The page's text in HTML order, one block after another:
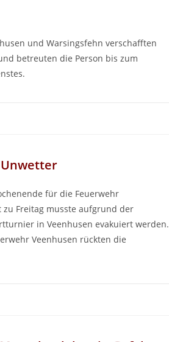
und Warsingsfehn verschafften
betreuten die Person bis zum
für die Feuerwehr
Freitag musste aufgrund der
in Veenhusen evakuiert werden.
Veenhusen rückten die